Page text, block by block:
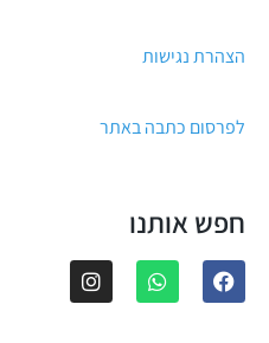
הצהרת נגישות
לפרסום כתבה באתר
חפש אותנו